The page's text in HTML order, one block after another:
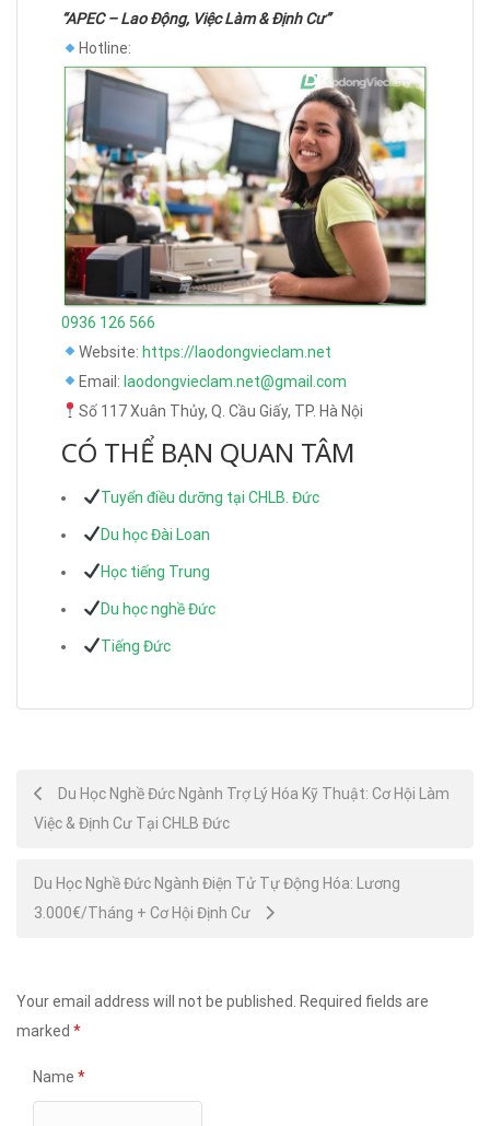
“APEC – Lao Động, Việc Làm & Định Cư”
Hotline:
0936 126 566
Website: https://laodongvieclam.net
Email: laodongvieclam.net@gmail.com
Số 117 Xuân Thủy, Q. Cầu Giấy, TP. Hà Nội
CÓ THỂ BẠN QUAN TÂM
Tuyển điều dưỡng tại CHLB. Đức
Du học Đài Loan
Học tiếng Trung
Du học nghề Đức
Tiếng Đức
Post
navigation
Du Học Nghề Đức Ngành Trợ Lý Hóa Kỹ Thuật: Cơ Hội Làm
Việc & Định Cư Tại CHLB Đức
Du Học Nghề Đức Ngành Điện Tử Tự Động Hóa: Lương
3.000€/Tháng + Cơ Hội Định Cư
Your email address will not be published.
Required fields are
marked *
Name *